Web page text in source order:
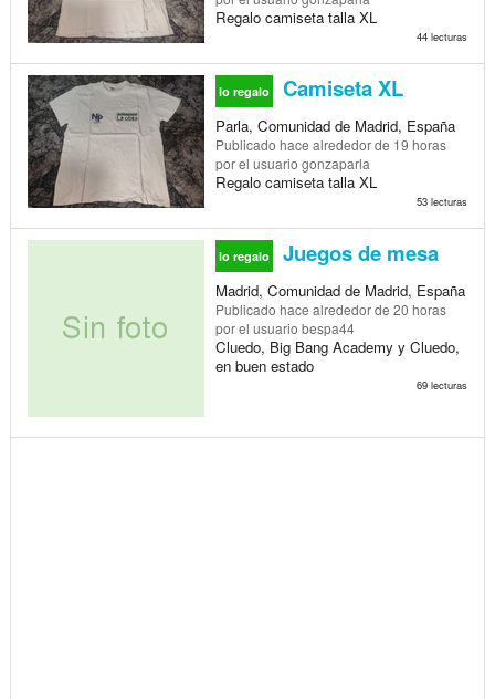
Regalo camiseta talla XL
44 lecturas
lo regalo Camiseta XL
Parla, Comunidad de Madrid, España
Publicado hace alrededor de 19 horas
por el usuario gonzaparla
Regalo camiseta talla XL
53 lecturas
lo regalo Juegos de mesa
Madrid, Comunidad de Madrid, España
Publicado hace alrededor de 20 horas
por el usuario bespa44
Cluedo, Big Bang Academy y Cluedo,
en buen estado
69 lecturas